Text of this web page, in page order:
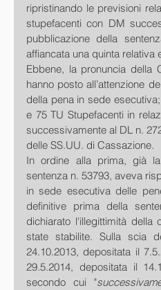
ripristinando le previsioni
stupefacenti con DM
pubblicazione della
affiancata una quinta relativa
Ebbene, la pronuncia della
hanno posto all’attenzione
della pena in sede
e 75 TU Stupefacenti in
successivamente al DL n.
delle SS.UU. di Cassazione.
In ordine alla prima, già
sentenza n. 53793, aveva
in sede esecutiva delle
definitive prima della
dichiarato l'illegittimità
state stabilite. Sulla scia
24.10.2013, depositata il
29.5.2014, depositata il
secondo cui "